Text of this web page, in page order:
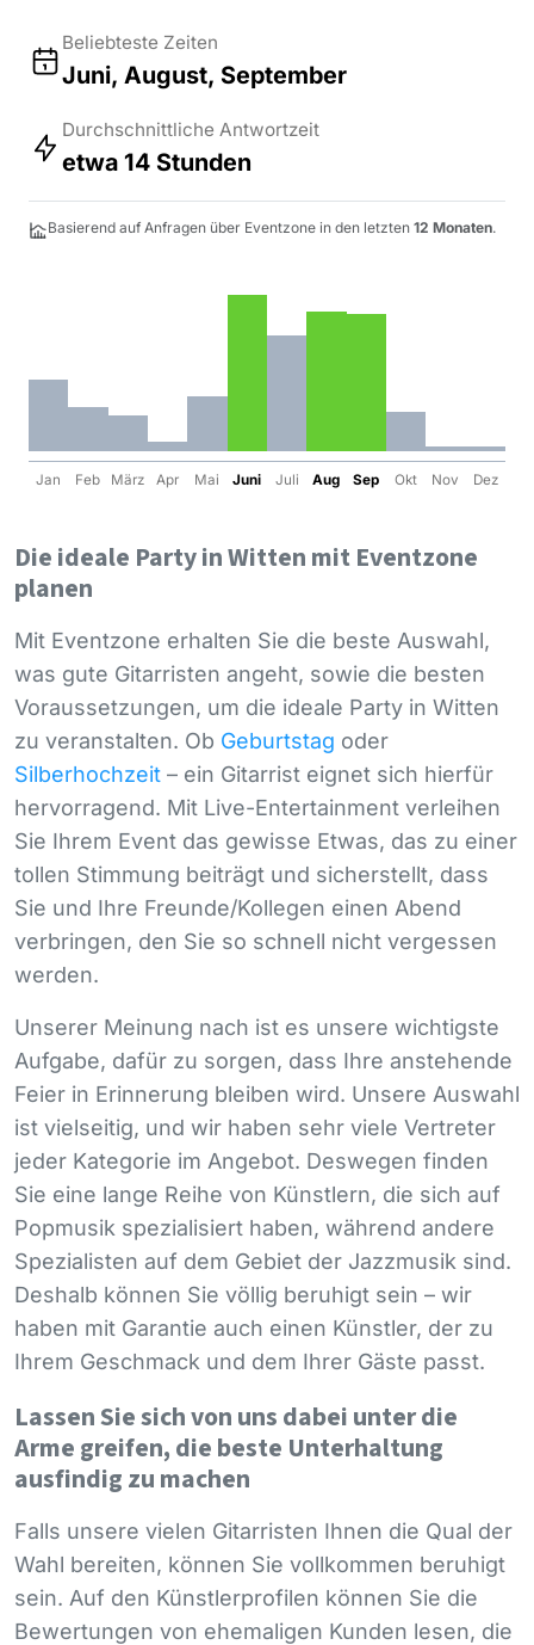
Beliebteste Zeiten
Juni, August, September
Durchschnittliche Antwortzeit
etwa 14 Stunden
Basierend auf Anfragen über Eventzone in den letzten 12 Monaten.
Jan Feb März Apr Mai Juni Juli Aug Sep Okt Nov Dez
Die ideale Party in Witten mit Eventzone
planen
Mit Eventzone erhalten Sie die beste Auswahl,
was gute Gitarristen angeht, sowie die besten
Voraussetzungen, um die ideale Party in Witten
zu veranstalten. Ob Geburtstag oder
Silberhochzeit – ein Gitarrist eignet sich hierfür
hervorragend. Mit Live-Entertainment verleihen
Sie Ihrem Event das gewisse Etwas, das zu einer
tollen Stimmung beiträgt und sicherstellt, dass
Sie und Ihre Freunde/Kollegen einen Abend
verbringen, den Sie so schnell nicht vergessen
werden.
Unserer Meinung nach ist es unsere wichtigste
Aufgabe, dafür zu sorgen, dass Ihre anstehende
Feier in Erinnerung bleiben wird. Unsere Auswahl
ist vielseitig, und wir haben sehr viele Vertreter
jeder Kategorie im Angebot. Deswegen finden
Sie eine lange Reihe von Künstlern, die sich auf
Popmusik spezialisiert haben, während andere
Spezialisten auf dem Gebiet der Jazzmusik sind.
Deshalb können Sie völlig beruhigt sein – wir
haben mit Garantie auch einen Künstler, der zu
Ihrem Geschmack und dem Ihrer Gäste passt.
Lassen Sie sich von uns dabei unter die
Arme greifen, die beste Unterhaltung
ausfindig zu machen
Falls unsere vielen Gitarristen Ihnen die Qual der
Wahl bereiten, können Sie vollkommen beruhigt
sein. Auf den Künstlerprofilen können Sie die
Bewertungen von ehemaligen Kunden lesen, die